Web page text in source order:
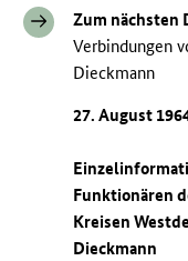
Zum nächsten
Verbindungen
Dieckmann
27. August
Funktionären
Kreisen
Dieckmann